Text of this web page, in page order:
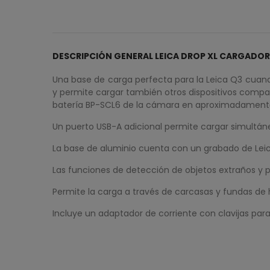
DESCRIPCIÓN GENERAL LEICA DROP XL
Una base de carga perfecta para la Leica Q3
y permite cargar también otros dispositivos
batería BP-SCL6 de la cámara en
Un puerto USB-A adicional permite cargar
La base de aluminio cuenta con un grabado de
Las funciones de detección de objetos extraños
Permite la carga a través de carcasas y fundas de
Incluye un adaptador de corriente con clavijas